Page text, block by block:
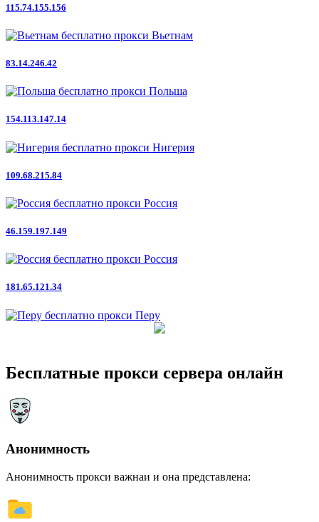
115.74.155.156
Вьетнам
83.14.246.42
Польша
154.113.147.14
Нигерия
109.68.215.84
Россия
46.159.197.149
Россия
181.65.121.34
Перу
Бесплатные прокси сервера онлайн
Анонимность
Анонимность прокси важнаи и она представлена: